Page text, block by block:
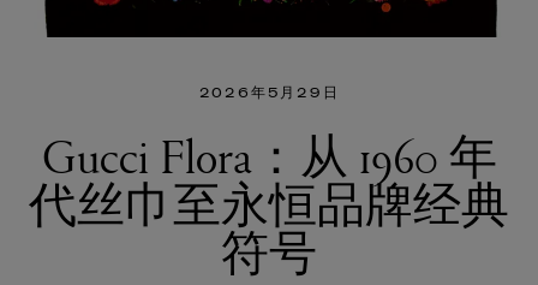
2026年5月29日
Gucci Flora：从 1960 年
代丝巾至永恒品牌经典
符号